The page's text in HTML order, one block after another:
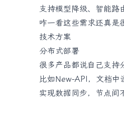
支持模型降级、智能路
咋一看这些需求还真是
技术方案
分布式部署
很多产品都说自己支持
比如New-API，文档中
实现数据同步，节点间